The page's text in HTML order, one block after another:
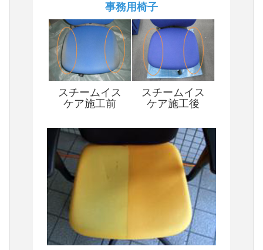
事務用椅子
スチームイス
ケア施工前
スチームイス
ケア施工後